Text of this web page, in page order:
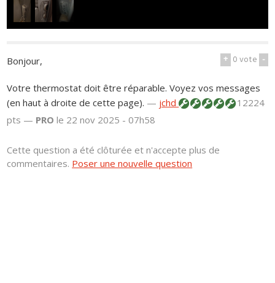
+ 0vote -
Bonjour,
Votre thermostat doit être réparable. Voyez vos messages
(en haut à droite de cette page). — jchd
12224
pts — PRO le 22 nov 2025 - 07h58
Cette question a été clôturée et n'accepte plus de
commentaires. Poser une nouvelle question